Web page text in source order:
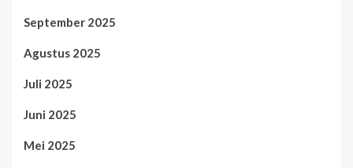
September 2025
Agustus 2025
Juli 2025
Juni 2025
Mei 2025